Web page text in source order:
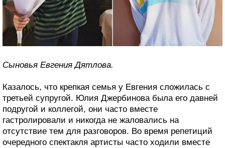
Сыновья Евгения Дятлова.
Казалось, что крепкая семья у Евгения сложилась с
третьей супругой. Юлия Джербинова была его давней
подругой и коллегой, они часто вместе
гастролировали и никогда не жаловались на
отсутствие тем для разговоров. Во время репетиций
очередного спектакля артисты часто ходили вместе